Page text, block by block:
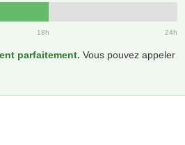
18h 24h
parfaitement. Vous pouvez appeler